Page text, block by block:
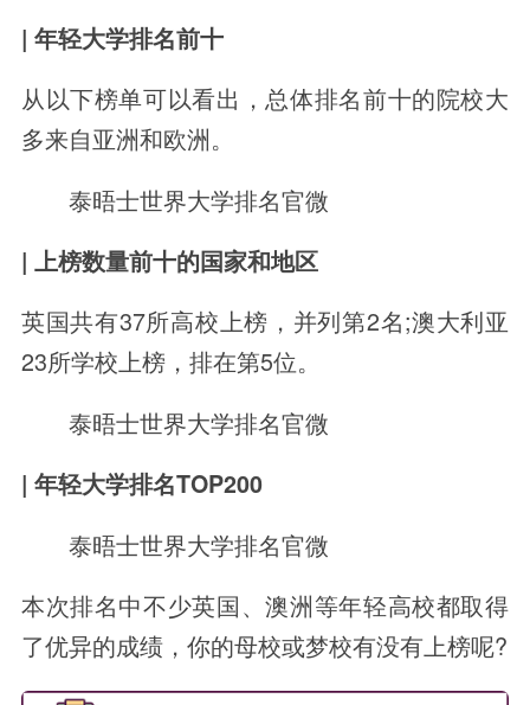
| 年轻大学排名前十
从以下榜单可以看出，总体排名前十的院校大
多来自亚洲和欧洲。
泰晤士世界大学排名官微
| 上榜数量前十的国家和地区
英国共有37所高校上榜，并列第2名;澳大利亚
23所学校上榜，排在第5位。
泰晤士世界大学排名官微
| 年轻大学排名TOP200
泰晤士世界大学排名官微
本次排名中不少英国、澳洲等年轻高校都取得
了优异的成绩，你的母校或梦校有没有上榜呢?